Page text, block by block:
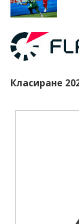
Класиране